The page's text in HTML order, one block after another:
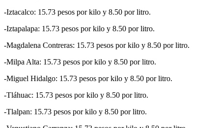
-Iztacalco: 15.73 pesos por kilo y 8.50 por litro.
-Iztapalapa: 15.73 pesos por kilo y 8.50 por litro.
-Magdalena Contreras: 15.73 pesos por kilo y 8.50 por litro.
-Milpa Alta: 15.73 pesos por kilo y 8.50 por litro.
-Miguel Hidalgo: 15.73 pesos por kilo y 8.50 por litro.
-Tláhuac: 15.73 pesos por kilo y 8.50 por litro.
-Tlalpan: 15.73 pesos por kilo y 8.50 por litro.